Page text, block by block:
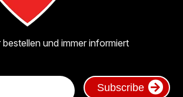
und immer informiert
Subscribe